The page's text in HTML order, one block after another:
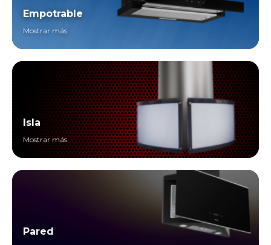
Empotrable
Mostrar más
Isla
Mostrar más
Pared